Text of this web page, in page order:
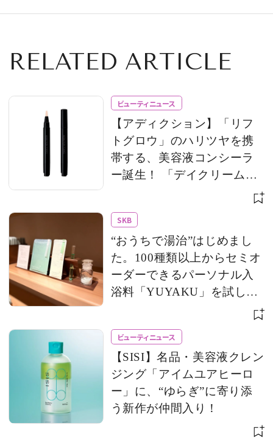
RELATED ARTICLE
ビューティニュース
【アディクション】「リフ
トグロウ」のハリツヤを携
帯する、美容液コンシーラ
ー誕生！ 「デイクリーム」
のモバイルサイズもライン
SKB
“おうちで湯治”はじめまし
た。100種類以上からセミオ
ーダーできるパーソナル入
浴料「YUYAKU」を試して
ビューティニュース
【SISI】名品・美容液クレン
ジング「アイムユアヒーロ
ー」に、“ゆらぎ”に寄り添
う新作が仲間入り！